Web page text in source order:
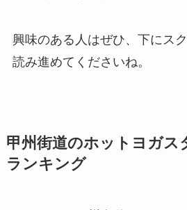
興味のある人はぜひ、下にス
読み進めてくださいね。
甲州街道のホットヨガス
ランキング